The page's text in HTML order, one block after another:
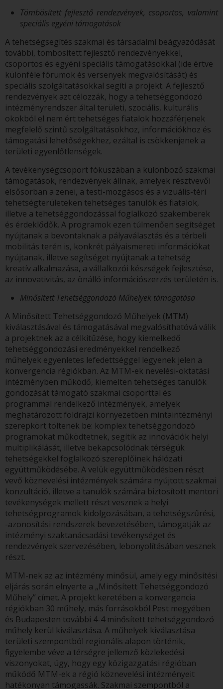
Tömbösített fejlesztő rendezvények, csoportos, valamint
speciális egyéni támogatások
A tehetségsegítés szakmai és társadalmi beágyazódását
további, tömbösített fejlesztő rendezvényekkel,
csoportos és egyéni speciális támogatásokkal (ide értve
különféle fórumok és versenyek megvalósítását) és
speciális szolgáltatásokkal segíti a projekt. A fejlesztő
rendezvények azt célozzák, hogy a tehetséggondozó
intézményrendszer által területi, szociális, kulturális
okokból el nem ért tehetséges fiatalok hozzáférjenek
megfelelő szintű szolgáltatásokhoz, információkhoz és
támogatási lehetőségekhez, ezáltal is csökkenjenek a
területi egyenlőtlenségek.
A tevékenységcsoport fókuszában a különböző szakmai
támogatások, rendezvények állnak, amelyek résztvevői
elsősorban a zenei, a testi-mozgásos és a vizuális-téri
tehetségterületeken tehetséges tanulók és fiatalok,
illetve a tehetséggondozással foglalkozó szakemberek
és érdeklődők. A programok ezen túlmenően segítséget
nyújtanak a bevontaknak a pályaválasztás és a térbeli
mobilitás terén is, konkrét pályaismereti információkat
nyújtanak, illetve segítséget nyújtanak a tehetség
kreatív alkalmazása, a vállalkozói készségek fejlesztése,
az innovativitás, az önálló információszerzés területén is.
Minősített Tehetséggondozó Műhelyek támogatása
A Minősített Tehetséggondozó Műhelyek (MTM)
kiválasztásával és támogatásával megvalósíthatóvá válik
a projektnek az a célkitűzése, hogy kiemelkedő
tehetséggondozási eredményekkel rendelkező
műhelyek egyenletes lefedettséggel legyenek jelen a
konvergencia régiókban. Az MTM-ek nevelési-oktatási
intézményben működő, kiemelten tehetséges tanulók
gondozását támogató szakmai csoporttal és
programmal rendelkező intézmények, amelyek
meghatározott földrajzi környezetben mintaintézményi
szerepkört töltenek be: komplex tehetséggondozó
programokat működtetnek, segítik az innovációk helyi
multiplikálását, illetve bekapcsolódnak térségük
tehetségekkel foglalkozó szereplőinek hálózati
együttműködésébe. A velük együttműködésben részt
vevő köznevelési intézmények számára nyújtott szakmai
konzultáció, illetve a tanulók számára biztosított mentori
tevékenységek mellett részt vesznek a helyi
tehetségprogramok kidolgozásában, a tehetségszűrési,
-azonosítási rendszerek bevezetésében, támogatják az
intézményi szaktanácsadási tevékenységet és
rendezvények szervezésében, lebonyolításában vesznek
részt.
MTM-nek az az intézmény minősül, amely egy minősítési
eljárás során elnyerte a „Minősített Tehetséggondozó
Műhely” címet. A projekt keretében a konvergencia
régiókban 30 műhely, más forrásokból Pest megyében
és Budapesten további 4-4 minősített tehetséggondozó
műhely kerül kiválasztása. A műhelyek kiválasztása
területi szempontból regionális alapon történik,
figyelembe véve a térségre jellemző közlekedési
viszonyokat, úgy, hogy egy közigazgatási régióban
működő MTM-ek a régió köznevelési intézményeit
hatékonyan támogassák. Szakmai szempontból a